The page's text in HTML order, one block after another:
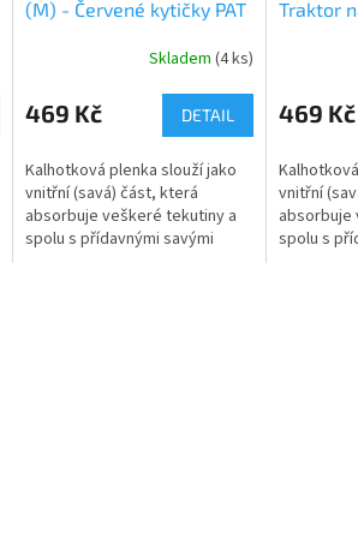
(M) - Červené kytičky PAT
Skladem (4 ks)
469 Kč DETAIL
Kalhotková plenka slouží jako
vnitřní (savá) část, která
absorbuje veškeré tekutiny a
spolu s přídavnými savými
Traktor
469 Kč
vnitřní
absorbuje
spolu s